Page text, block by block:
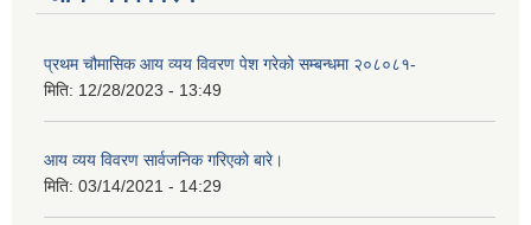
प्रथम चौमासिक आय व्यय विवरण पेश गरेको सम्बन्धमा २०८०८१-
मिति: 12/28/2023 - 13:49
आय व्यय विवरण सार्वजनिक गरिएको बारे।
मिति: 03/14/2021 - 14:29